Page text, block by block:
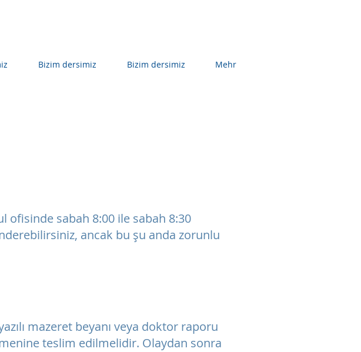
Bizim dersimiz Bizim dersimiz Mehr
ofisinde sabah 8:00 ile sabah 8:30
ancak bu şu anda zorunlu
mazeret beyanı veya doktor raporu
teslim edilmelidir. Olaydan sonra